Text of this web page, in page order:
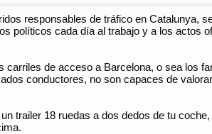
responsables de tráfico en Catalunya,
políticos cada día al trabajo y a los actos
carriles de acceso a Barcelona, o sea los
conductores, no son capaces de
trailer 18 ruedas a dos dedos de tu